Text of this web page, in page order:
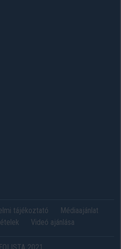
tájékoztató
Médiaajánlat
Videó ajánlása